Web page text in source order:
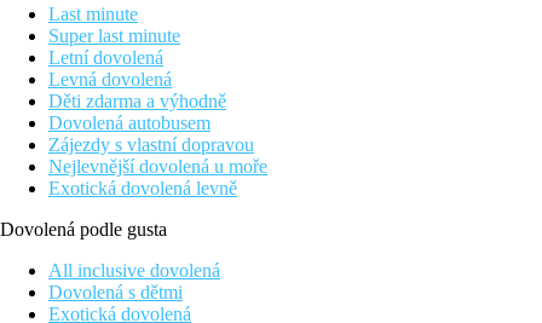
Hotel vhodný pro rodiny s dětmi
Množství sportovního vyžití
Poloha
Oblíbený hotelový komplex ležící přímo u písečné pláže v
krásné oblasti Monastir. Historické centum Sousse vzdáleno cca
12 km, centrum Monastiru se starobylou medinou cca 7 km.
Vybavení
312 pokojů (3 budovy, 4 patra, výtah), vstupní hala s recepcí,
směnárna, hlavní restaurace, bar, snack bar, lobby bar, kavárna,
obchodní arkáda, Wi-Fi v lobby, konferenční místnost, bazén s
lehátky a slunečníky zdarma, osušky za poplatek, dětský bazén,
Last minute
Super last minute
Letní dovolená
Levná dovolená
Děti zdarma a výhodně
Dovolená autobusem
Zájezdy s vlastní dopravou
Nejlevnější dovolená u moře
Exotická dovolená levně
Dovolená podle gusta
All inclusive dovolená
Dovolená s dětmi
Exotická dovolená